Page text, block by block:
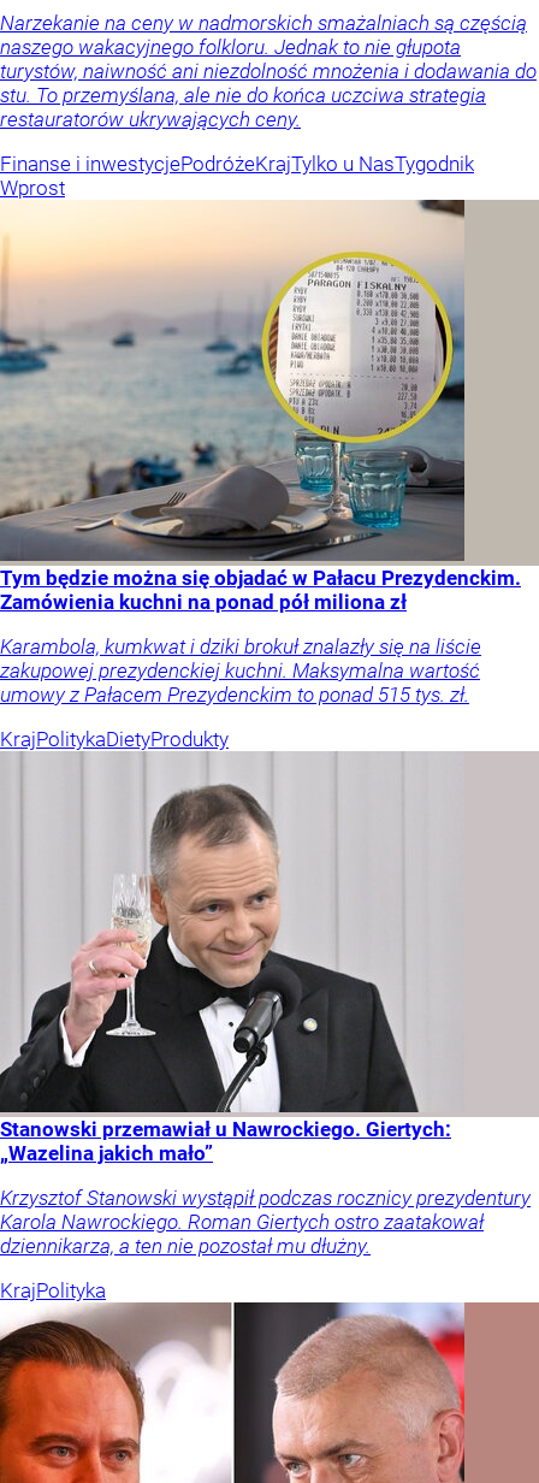
Narzekanie na ceny w nadmorskich smażalniach są częścią
naszego wakacyjnego folkloru. Jednak to nie głupota
turystów, naiwność ani niezdolność mnożenia i dodawania do
stu. To przemyślana, ale nie do końca uczciwa strategia
restauratorów ukrywających ceny.
Finanse i inwestycjePodróżeKrajTylko u NasTygodnik
Wprost
Tym będzie można się objadać w Pałacu Prezydenckim.
Zamówienia kuchni na ponad pół miliona zł
Karambola, kumkwat i dziki brokuł znalazły się na liście
zakupowej prezydenckiej kuchni. Maksymalna wartość
umowy z Pałacem Prezydenckim to ponad 515 tys. zł.
KrajPolitykaDietyProdukty
Stanowski przemawiał u Nawrockiego. Giertych:
„Wazelina jakich mało”
Krzysztof Stanowski wystąpił podczas rocznicy prezydentury
Karola Nawrockiego. Roman Giertych ostro zaatakował
dziennikarza, a ten nie pozostał mu dłużny.
KrajPolityka